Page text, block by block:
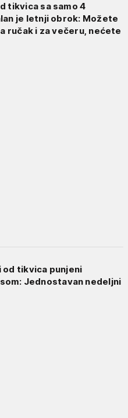
tikvica sa samo 4
je letnji obrok: Možete
ručak i za večeru, nećete
od tikvica punjeni
Jednostavan nedeljni